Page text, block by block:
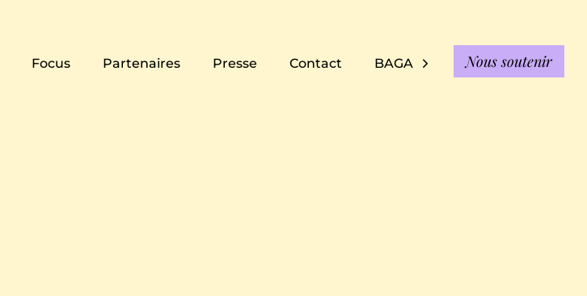
Focus Partenaires Presse Contact BAGA Nous soutenir